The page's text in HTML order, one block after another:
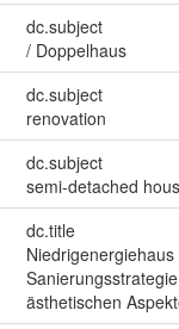
dc.subject
/ Doppelhaus
dc.subject
renovation
dc.subject
semi-detached
dc.title
ästhetischen